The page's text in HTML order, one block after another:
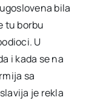
bila
tu borbu
U
i kada se na
sa
je rekla